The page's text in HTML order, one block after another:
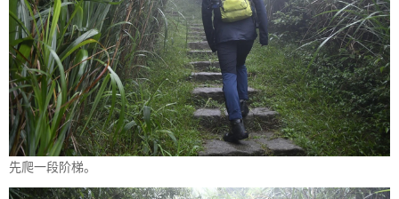
先爬一段阶梯。